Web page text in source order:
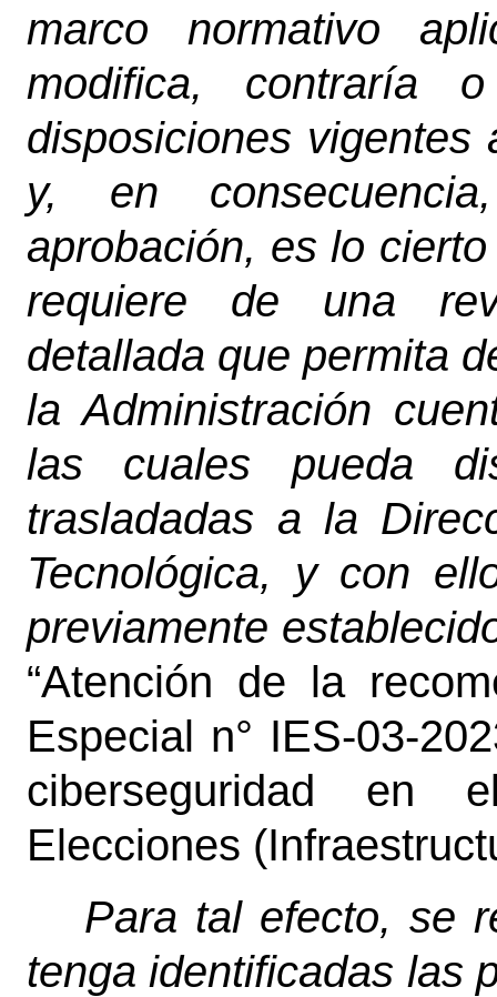
marco normativo
modifica, contraría
disposiciones
y, en
aprobación, es lo
requiere de una
detallada que permita
la Administración
las cuales pueda
trasladadas a la
Tecnológica, y con
previamente
“Atención de la
Especial n° IES-03-
ciberseguridad en
Elecciones
Para tal efecto, se
tenga identificadas las